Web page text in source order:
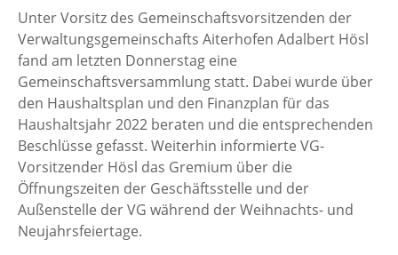
Unter Vorsitz des Gemeinschaftsvorsitzenden der
Verwaltungsgemeinschafts Aiterhofen Adalbert Hösl
fand am letzten Donnerstag eine
Gemeinschaftsversammlung statt. Dabei wurde über
den Haushaltsplan und den Finanzplan für das
Haushaltsjahr 2022 beraten und die entsprechenden
Beschlüsse gefasst. Weiterhin informierte VG-
Vorsitzender Hösl das Gremium über die
Öffnungszeiten der Geschäftsstelle und der
Außenstelle der VG während der Weihnachts- und
Neujahrsfeiertage.